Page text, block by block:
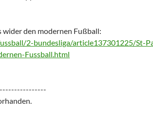
den modernen Fußball:
2-bundesliga/article137301225/St-
Fussball.html